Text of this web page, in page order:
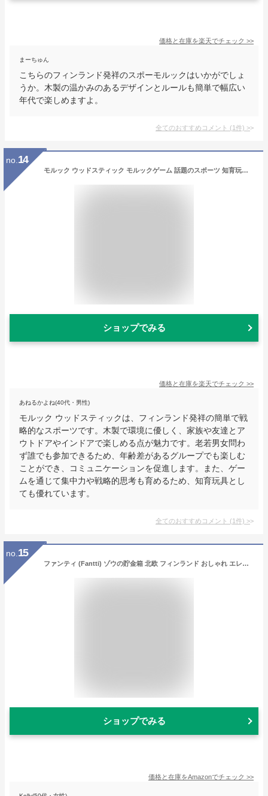
価格と在庫を楽天でチェック >>
まーちゅん
こちらのフィンランド発祥のスポーモルックはいかがでしょ
うか。木製の温かみのあるデザインとルールも簡単で幅広い
年代で楽しめますよ。
全てのおすすめコメント (1件) >
no. 14
モルック ウッドスティック モルックゲーム 話題のスポーツ 知育玩具 おもちゃ 玩具 レクリエーション アウトドア インドア キャンプ 公園遊び 家族 友達 施設 イベント 木 木製 学習 簡単 戦略 スポーツ フィンランド 北欧 老若男女 トレードワン 60124
ショップでみる
価格と在庫を楽天でチェック >>
あねるかよね(40代・男性)
モルック ウッドスティックは、フィンランド発祥の簡単で戦
略的なスポーツです。木製で環境に優しく、家族や友達とア
ウトドアやインドアで楽しめる点が魅力です。老若男女問わ
ず誰でも参加できるため、年齢差があるグループでも楽しむ
ことができ、コミュニケーションを促進します。また、ゲー
ムを通じて集中力や戦略的思考も育めるため、知育玩具とし
ても優れています。
全てのおすすめコメント (1件) >
no. 15
ファンティ (Fantti) ゾウの貯金箱 北欧 フィンランド おしゃれ エレファントバンク 貯金箱 ホワイト Ｓ MK20302N
ショップでみる
価格と在庫をAmazonでチェック >>